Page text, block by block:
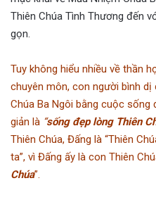
Thiên Chúa Tình Thương đến
gọn.
Tuy không hiểu nhiều về thần
chuyên môn, con người bình dị
Chúa Ba Ngôi bằng cuộc
giản là “sống đẹp lòng Thiên
Thiên Chúa, Đấng là “Thiên
ta”, vì Đấng ấy là con Thiên
Chúa”.